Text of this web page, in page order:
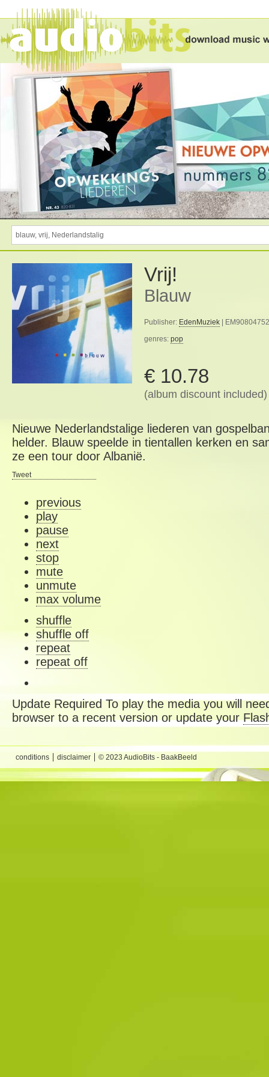
Vrij!
Blauw
Publisher: EdenMuziek |
genres: pop
€ 10.78
(album discount included)
Nieuwe Nederlandstalige liederen van
helder. Blauw speelde in tientallen kerken en
ze een tour door Albanië.
Tweet
previous
play
pause
next
stop
mute
unmute
max volume
shuffle
shuffle off
repeat
repeat off
Update RequiredTo play the media you will
browser to a recent version or update your
conditions disclaimer © 2023 AudioBits - BaakBeeld